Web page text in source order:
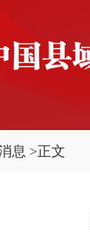
息 >正文